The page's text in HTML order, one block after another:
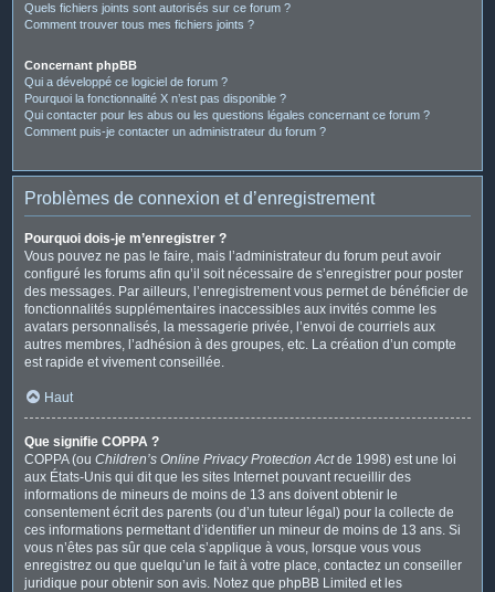
Quels fichiers joints sont autorisés sur ce forum ?
Comment trouver tous mes fichiers joints ?
Concernant phpBB
Qui a développé ce logiciel de forum ?
Pourquoi la fonctionnalité X n’est pas disponible ?
Qui contacter pour les abus ou les questions légales concernant ce forum ?
Comment puis-je contacter un administrateur du forum ?
Problèmes de connexion et d’enregistrement
Pourquoi dois-je m’enregistrer ?
Vous pouvez ne pas le faire, mais l’administrateur du forum peut avoir
configuré les forums afin qu’il soit nécessaire de s’enregistrer pour poster
des messages. Par ailleurs, l’enregistrement vous permet de bénéficier de
fonctionnalités supplémentaires inaccessibles aux invités comme les
avatars personnalisés, la messagerie privée, l’envoi de courriels aux
autres membres, l’adhésion à des groupes, etc. La création d’un compte
est rapide et vivement conseillée.
Haut
Que signifie COPPA ?
COPPA (ou Children’s Online Privacy Protection Actde 1998) est une loi
aux États-Unis qui dit que les sites Internet pouvant recueillir des
informations de mineurs de moins de 13 ans doivent obtenir le
consentement écrit des parents (ou d’un tuteur légal) pour la collecte de
ces informations permettant d’identifier un mineur de moins de 13 ans. Si
vous n’êtes pas sûr que cela s’applique à vous, lorsque vous vous
enregistrez ou que quelqu’un le fait à votre place, contactez un conseiller
juridique pour obtenir son avis. Notez que phpBB Limited et les